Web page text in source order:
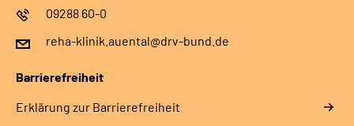
09288 60-0
reha-klinik.auental@drv-bund.de
Barrierefreiheit
Erklärung zur Barrierefreiheit